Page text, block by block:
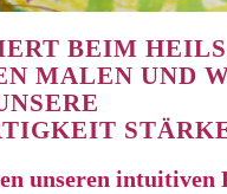
BEIM
MALEN UND
unseren intuitiven